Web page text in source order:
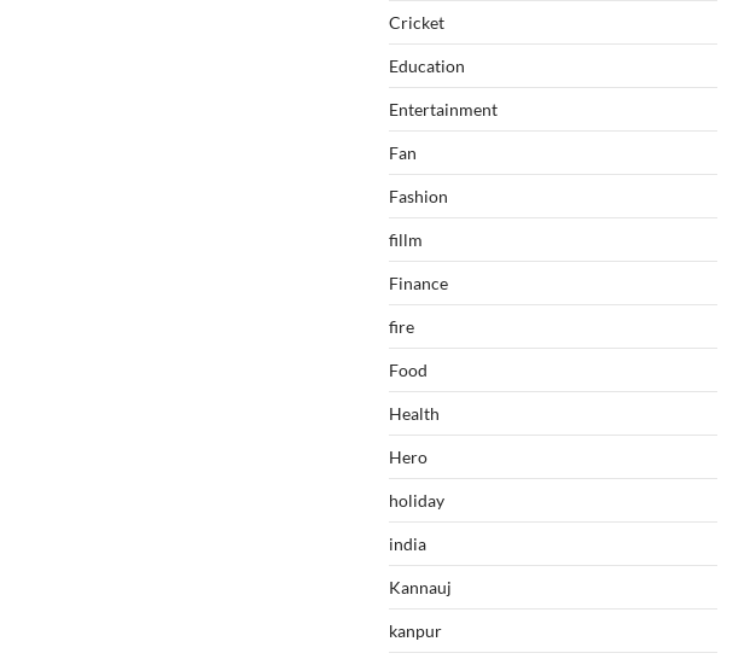
Cricket
Education
Entertainment
Fan
Fashion
fillm
Finance
fire
Food
Health
Hero
holiday
india
Kannauj
kanpur